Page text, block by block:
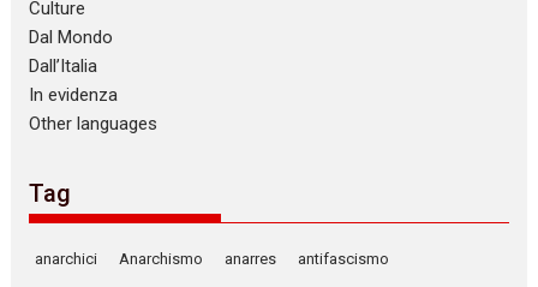
Culture
Dal Mondo
Dall’Italia
In evidenza
Other languages
Tag
anarchici Anarchismo anarres antifascismo